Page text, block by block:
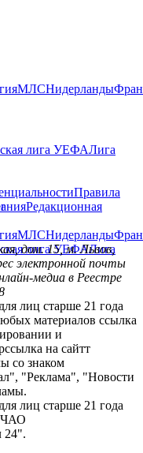
МЛСНидерланды
лига УЕФАЛига
Правила
Редакционная
МЛСНидерланды
лига УЕФАЛига
дом. 15, м. Львов,
электронной почты
медиа в Реестре
лиц старше 21 года
материалов ссылка
и
на сайтт
со знаком
"Реклама", "Новости
лиц старше 21 года
ЧАО
24".